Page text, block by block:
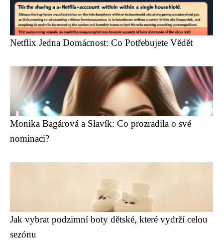
Netflix Jedna Domácnost: Co Potřebujete Vědět
Monika Bagárová a Slavík: Co prozradila o své
nominaci?
Jak vybrat podzimní boty dětské, které vydrží celou
sezónu